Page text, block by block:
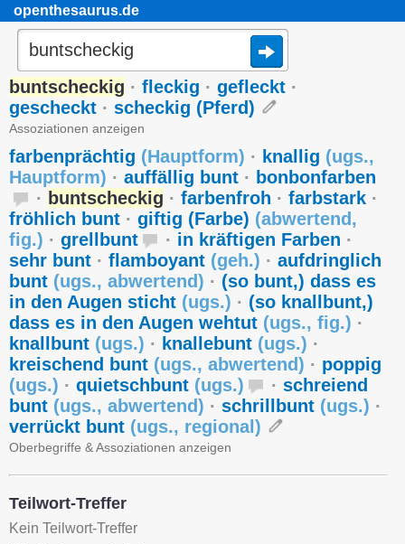
openthesaurus.de
buntscheckig · fleckig · gefleckt ·
gescheckt · scheckig (Pferd)
Assoziationen anzeigen
farbenprächtig (Hauptform) · knallig (ugs.,
Hauptform) · auffällig bunt · bonbonfarben
· buntscheckig · farbenfroh · farbstark ·
fröhlich bunt · giftig (Farbe) (abwertend ,
fig.) · grellbunt · in kräftigen Farben ·
sehr bunt · flamboyant (geh.) · aufdringlich
bunt (ugs., abwertend) · (so bunt,) dass es
in den Augen sticht (ugs.) · (so knallbunt,)
dass es in den Augen wehtut (ugs., fig.) ·
knallbunt (ugs.) · knallebunt (ugs.) ·
kreischend bunt (ugs., abwertend) · poppig
(ugs.) · quietschbunt (ugs.) · schreiend
bunt (ugs., abwertend) · schrillbunt (ugs.) ·
verrückt bunt (ugs., regional )
Oberbegriffe & Assoziationen anzeigen
Teilwort-Treffer
Kein Teilwort-Treffer